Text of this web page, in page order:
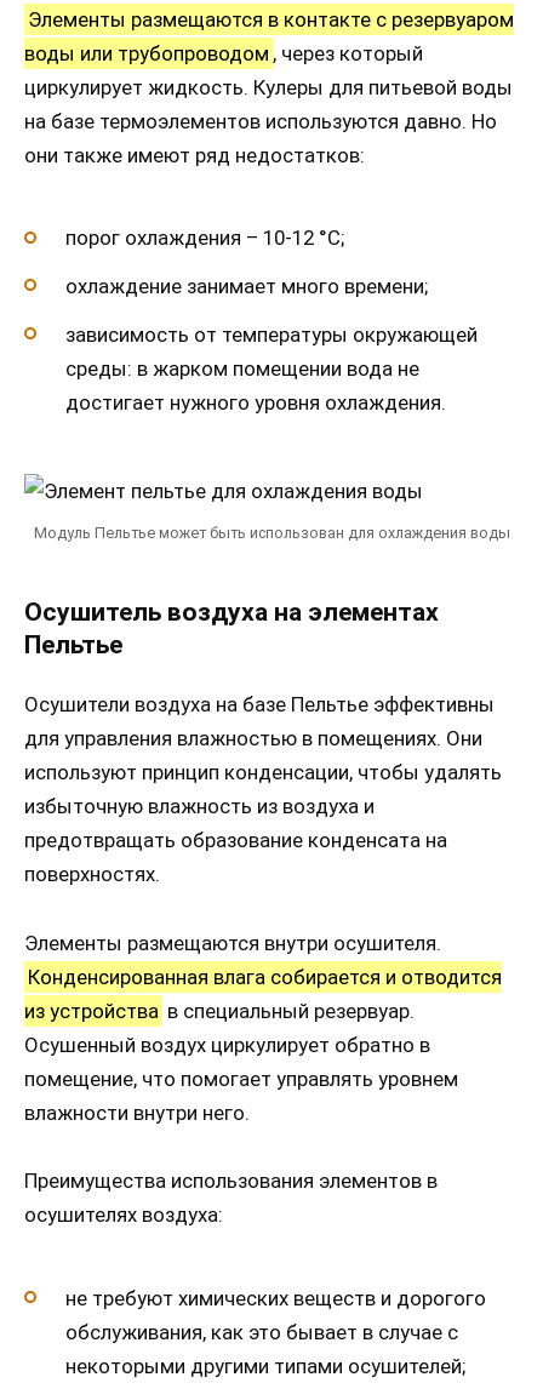
Элементы размещаются в контакте с резервуаром
воды или трубопроводом , через который
циркулирует жидкость. Кулеры для питьевой воды
на базе термоэлементов используются давно. Но
они также имеют ряд недостатков:
порог охлаждения – 10-12 °C;
охлаждение занимает много времени;
зависимость от температуры окружающей
среды: в жарком помещении вода не
достигает нужного уровня охлаждения.
Модуль Пельтье может быть использован для охлаждения воды
Осушитель воздуха на элементах
Пельтье
Осушители воздуха на базе Пельтье эффективны
для управления влажностью в помещениях. Они
используют принцип конденсации, чтобы удалять
избыточную влажность из воздуха и
предотвращать образование конденсата на
поверхностях.
Элементы размещаются внутри осушителя.
Конденсированная влага собирается и отводится
из устройства в специальный резервуар.
Осушенный воздух циркулирует обратно в
помещение, что помогает управлять уровнем
влажности внутри него.
Преимущества использования элементов в
осушителях воздуха:
не требуют химических веществ и дорогого
обслуживания, как это бывает в случае с
некоторыми другими типами осушителей;